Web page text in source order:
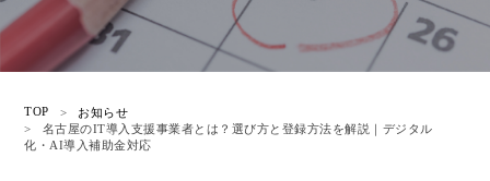
TOP >
お知らせ
>
名古屋のIT導入支援事業者とは？選び方と登録方法を解説｜デジタル
化・AI導入補助金対応